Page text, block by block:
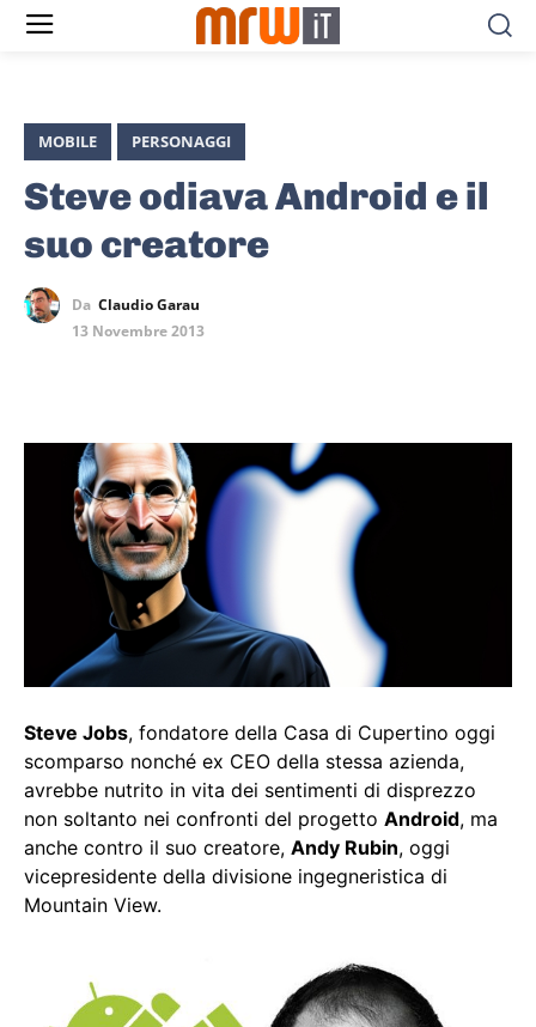
MOBILE PERSONAGGI
Steve odiava Android e il
suo creatore
Da Claudio Garau
13 Novembre 2013
Steve Jobs, fondatore della Casa di Cupertino oggi
scomparso nonché ex CEO della stessa azienda,
avrebbe nutrito in vita dei sentimenti di disprezzo
non soltanto nei confronti del progetto Android, ma
anche contro il suo creatore, Andy Rubin, oggi
vicepresidente della divisione ingegneristica di
Mountain View.